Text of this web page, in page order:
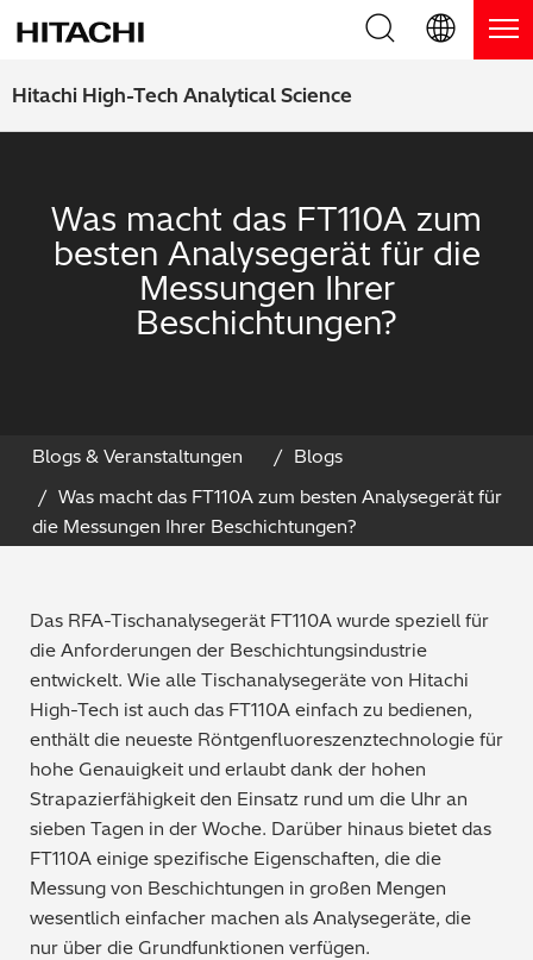
Hitachi High-Tech Analytical Science
Produkte
RFA Handgeräte / LIBS Handgeräte
RFA Tischgeräte
Handgeräte zur Schichtdickenmessung
Thermische Analysegeräte
Anwendungsbereiche
Metallproduktion / Gießereien
Sicherheitsprüfung (PMI)
Schrottsortierung / Recycling
Maschinenbau
Metallveredelung / -galvanisierung / beschichtung
Elektronik
Blog, News & Veranstaltungen
Blog
Webinare
Produkt-Demo
Downloads
Produkt Service
FAQs
English (EN)
日本語 (JP)
Was macht das FT110A zum
besten Analysegerät für die
Messungen Ihrer
Beschichtungen?
Blogs & Veranstaltungen
Blogs
Was macht das FT110A zum besten Analysegerät für
die Messungen Ihrer Beschichtungen?
Das RFA-Tischanalysegerät FT110A wurde speziell für
die Anforderungen der Beschichtungsindustrie
entwickelt. Wie alle Tischanalysegeräte von Hitachi
High-Tech ist auch das FT110A einfach zu bedienen,
enthält die neueste Röntgenfluoreszenztechnologie für
hohe Genauigkeit und erlaubt dank der hohen
Strapazierfähigkeit den Einsatz rund um die Uhr an
sieben Tagen in der Woche. Darüber hinaus bietet das
FT110A einige spezifische Eigenschaften, die die
Messung von Beschichtungen in großen Mengen
wesentlich einfacher machen als Analysegeräte, die
nur über die Grundfunktionen verfügen.